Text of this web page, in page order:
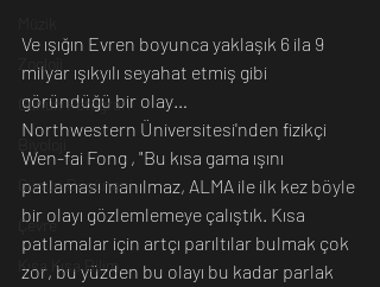
Zooloji
Günün Fotoğrafı
Günün Düşüneni
Çevre
Kısa Kısa Bilim
Ve ışığın Evren boyunca yaklaşık 6 ila 9
milyar ışıkyılı seyahat etmiş gibi
göründüğü bir olay…
Northwestern Üniversitesi'nden fizikçi
Wen-fai Fong , "Bu kısa gama ışını
patlaması inanılmaz, ALMA ile ilk kez böyle
bir olayı gözlemlemeye çalıştık. Kısa
patlamalar için artçı parıltılar bulmak çok
zor, bu yüzden bu olayı bu kadar parlak